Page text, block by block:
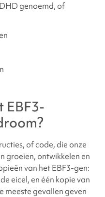
genoemd, of
EBF3-
?
of code, die onze
groeien, ontwikkelen en
van het EBF3-gen:
eicel, en één kopie van
meeste gevallen geven